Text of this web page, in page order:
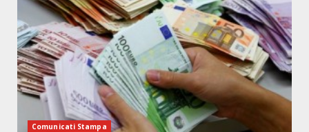
Comunicati Stampa